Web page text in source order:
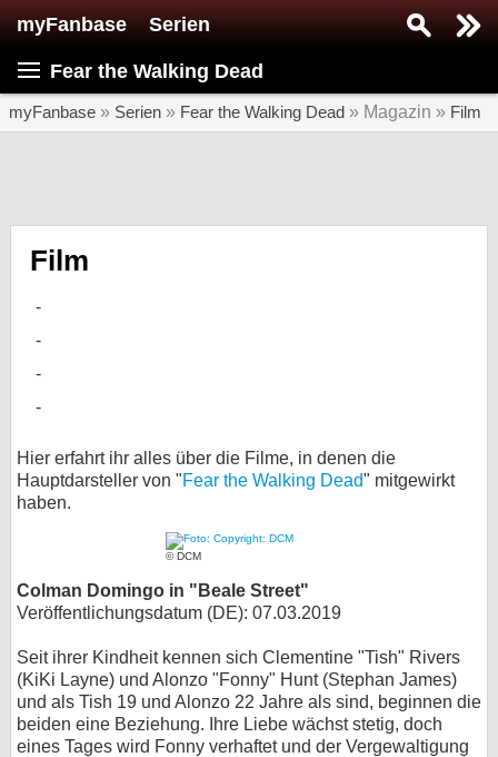
myFanbase Serien
Fear the Walking Dead
myFanbase » Serien » Fear the Walking Dead » Magazin » Film
Film
Hier erfahrt ihr alles über die Filme, in denen die
Hauptdarsteller von "Fear the Walking Dead" mitgewirkt
haben.
© DCM
Colman Domingo in "Beale Street"
Veröffentlichungsdatum (DE): 07.03.2019
Seit ihrer Kindheit kennen sich Clementine "Tish" Rivers
(KiKi Layne) und Alonzo "Fonny" Hunt (Stephan James)
und als Tish 19 und Alonzo 22 Jahre als sind, beginnen die
beiden eine Beziehung. Ihre Liebe wächst stetig, doch
eines Tages wird Fonny verhaftet und der Vergewaltigung
Home
SERIEN
Forum
Kontakt
Nutzungsbedingungen
Datenschutz